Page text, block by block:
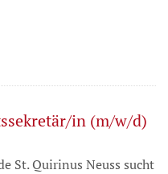
in (m/w/d)
St. Quirinus Neuss sucht